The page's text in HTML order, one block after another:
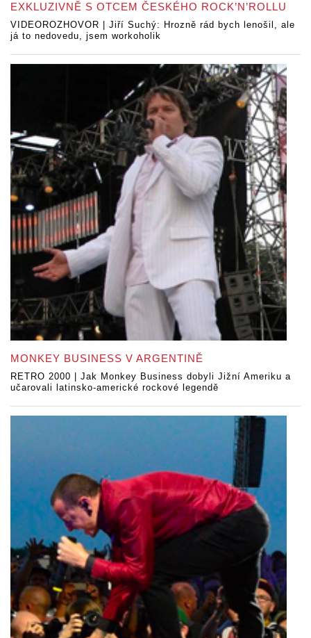
EXKLUZIVNĚ S OTCEM ČESKÉHO ROCK’N’ROLLU
VIDEOROZHOVOR | Jiří Suchý: Hrozně rád bych lenošil, ale
já to nedovedu, jsem workoholik
MONKEY BUSINESS V ARGENTINĚ
RETRO 2000 | Jak Monkey Business dobyli Jižní Ameriku a
učarovali latinsko-americké rockové legendě